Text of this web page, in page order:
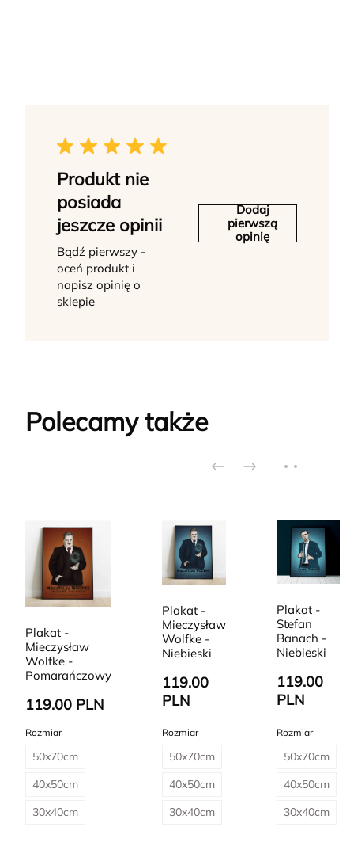
Produkt nie
posiada
jeszcze opinii
Bądź pierwszy -
oceń produkt i
napisz opinię o
sklepie
Dodaj
pierwszą
opinię
Polecamy także
Plakat -
Mieczysław
Wolfke -
Pomarańczowy
119.00 PLN
Rozmiar
50x70cm
40x50cm
30x40cm
Plakat -
Mieczysław
Wolfke -
Niebieski
119.00
PLN
Rozmiar
50x70cm
40x50cm
30x40cm
Plakat -
Stefan
Banach -
Niebieski
119.00
PLN
Rozmiar
50x70cm
40x50cm
30x40cm